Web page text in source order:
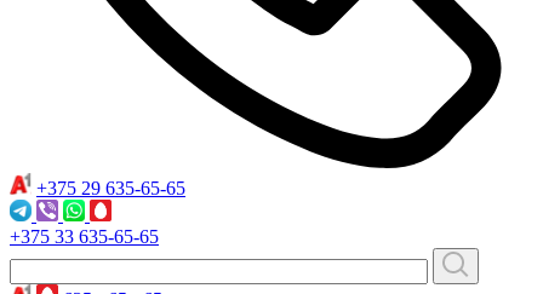
+375 29 635-65-65
+375 33 635-65-65